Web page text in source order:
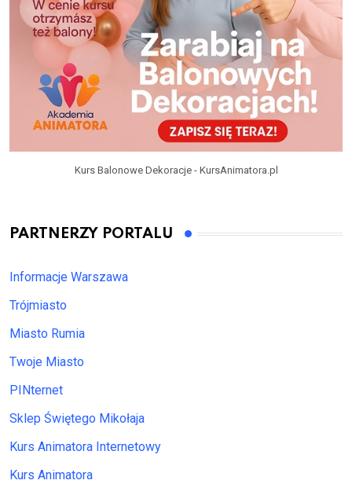
Kurs Balonowe Dekoracje - KursAnimatora.pl
PARTNERZY PORTALU
Informacje Warszawa
Trójmiasto
Miasto Rumia
Twoje Miasto
PINternet
Sklep Świętego Mikołaja
Kurs Animatora Internetowy
Kurs Animatora